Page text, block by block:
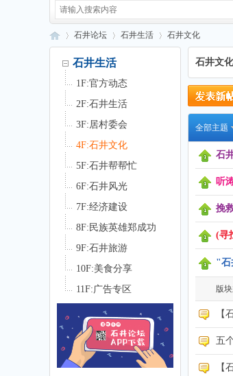
论
石井论坛 石井生活 石井文化
石井文化
全部主题
石
听
挽
(寻
"石
版
【
五
【
石井生活
1F:官方动态
2F:石井生活
3F:居村委会
4F:石井文化
5F:石井帮帮忙
6F:石井风光
7F:经济建设
8F:民族英雄郑成功
9F:石井旅游
10F:美食分享
11F:广告专区